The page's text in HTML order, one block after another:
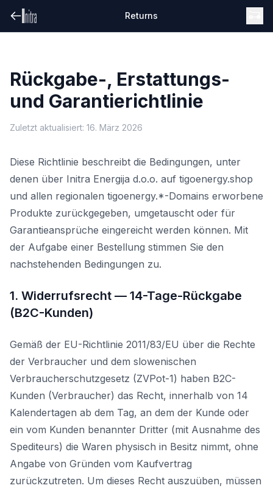
Returns
Rückgabe-, Erstattungs-
und Garantierichtlinie
Zuletzt aktualisiert: 16. März 2026
Diese Richtlinie beschreibt die Bedingungen, unter
denen über Initra Energija d.o.o. auf tigoenergy.shop
und allen regionalen tigoenergy.*-Domains erworbene
Produkte zurückgegeben, umgetauscht oder für
Garantieansprüche eingereicht werden können. Mit
der Aufgabe einer Bestellung stimmen Sie den
nachstehenden Bedingungen zu.
1. Widerrufsrecht — 14-Tage-Rückgabe
(B2C-Kunden)
Gemäß der EU-Richtlinie 2011/83/EU über die Rechte
der Verbraucher und dem slowenischen
Verbraucherschutzgesetz (ZVPot-1) haben B2C-
Kunden (Verbraucher) das Recht, innerhalb von 14
Kalendertagen ab dem Tag, an dem der Kunde oder
ein vom Kunden benannter Dritter (mit Ausnahme des
Spediteurs) die Waren physisch in Besitz nimmt, ohne
Angabe von Gründen vom Kaufvertrag
zurückzutreten. Um dieses Recht auszuüben, müssen